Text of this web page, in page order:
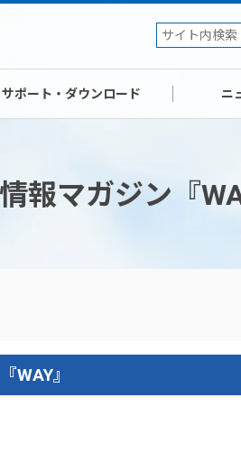
サポート・ダウンロード ニ
情報マガジン『
WAY』